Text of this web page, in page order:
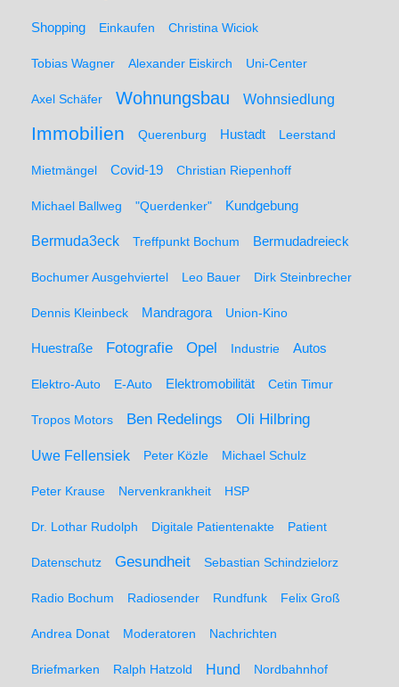
Shopping Einkaufen Christina Wiciok
Tobias Wagner Alexander Eiskirch Uni-Center
Axel Schäfer Wohnungsbau Wohnsiedlung
Immobilien Querenburg Hustadt Leerstand
Mietmängel Covid-19 Christian Riepenhoff
Michael Ballweg "Querdenker" Kundgebung
Bermuda3eck Treffpunkt Bochum Bermudadreieck
Bochumer Ausgehviertel Leo Bauer Dirk Steinbrecher
Dennis Kleinbeck Mandragora Union-Kino
Huestraße Fotografie Opel Industrie Autos
Elektro-Auto E-Auto Elektromobilität Cetin Timur
Tropos Motors Ben Redelings Oli Hilbring
Uwe Fellensiek Peter Közle Michael Schulz
Peter Krause Nervenkrankheit HSP
Dr. Lothar Rudolph Digitale Patientenakte Patient
Datenschutz Gesundheit Sebastian Schindzielorz
Radio Bochum Radiosender Rundfunk Felix Groß
Andrea Donat Moderatoren Nachrichten
Briefmarken Ralph Hatzold Hund Nordbahnhof